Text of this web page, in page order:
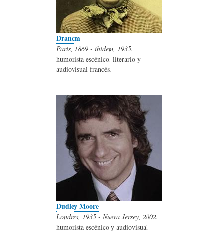
Dranem
París, 1869 - ibídem, 1935.
humorista escénico, literario y
audiovisual francés.
Dudley Moore
Londres, 1935 - Nueva Jersey, 2002.
humorista escénico y audiovisual